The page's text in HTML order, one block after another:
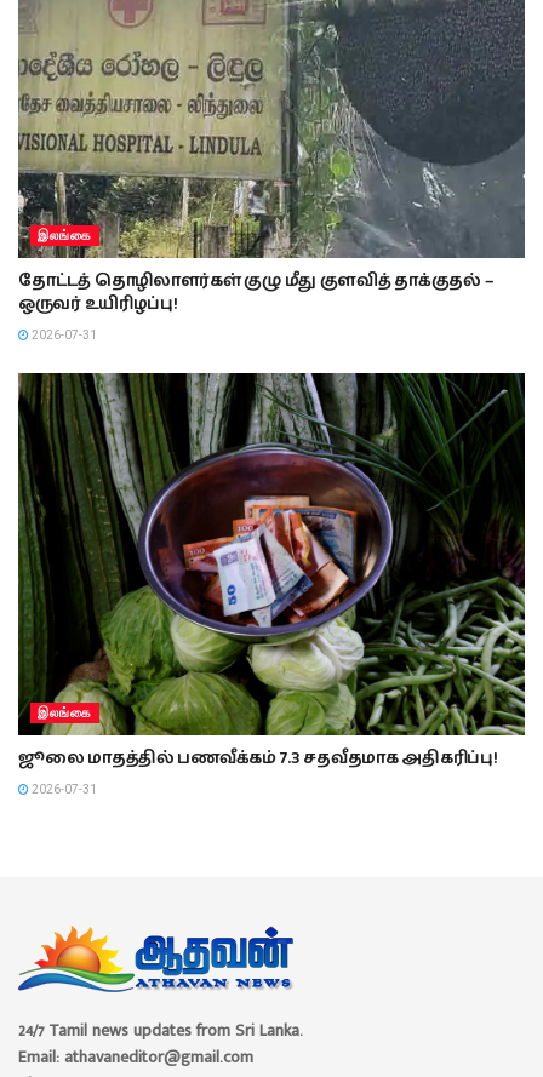
இலங்கை
தோட்டத் தொழிலாளர்கள் குழு மீது குளவித் தாக்குதல் –
ஒருவர் உயிரிழப்பு!
2026-07-31
இலங்கை
ஜூலை மாதத்தில் பணவீக்கம் 7.3 சதவீதமாக அதிகரிப்பு!
2026-07-31
24/7 Tamil news updates from Sri Lanka.
Email: athavaneditor@gmail.com